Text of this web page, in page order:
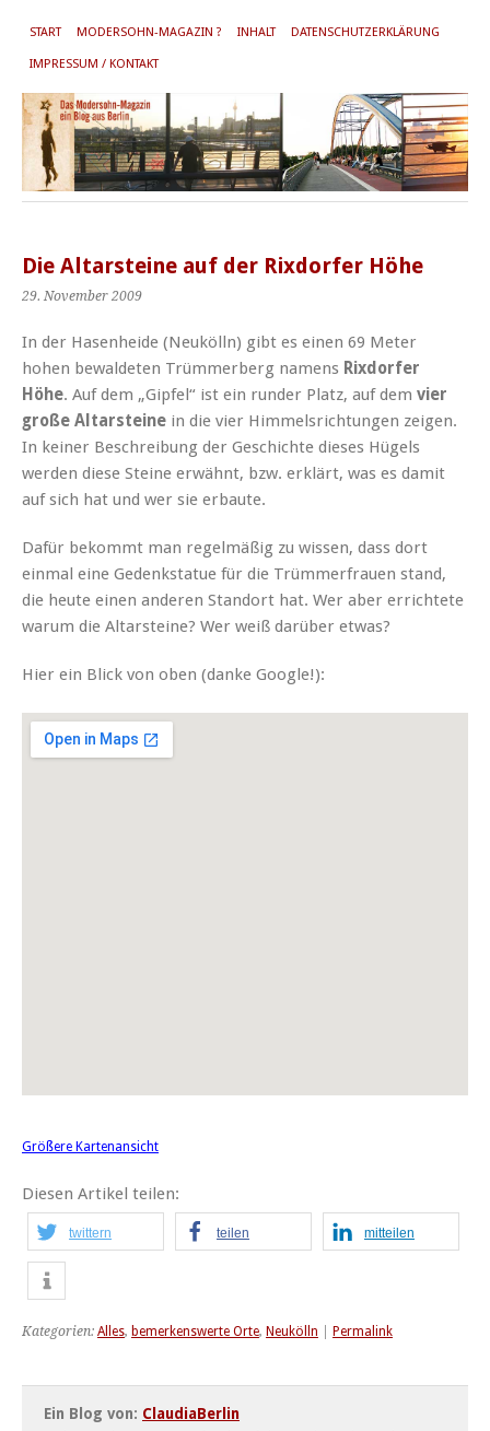
START MODERSOHN-MAGAZIN ? INHALT DATENSCHUTZERKLÄRUNG
IMPRESSUM / KONTAKT
Die Altarsteine auf der Rixdorfer Höhe
29. November 2009
In der Hasenheide (Neukölln) gibt es einen 69 Meter
hohen bewaldeten Trümmerberg namens Rixdorfer
Höhe. Auf dem „Gipfel“ ist ein runder Platz, auf dem vier
große Altarsteine in die vier Himmelsrichtungen zeigen.
In keiner Beschreibung der Geschichte dieses Hügels
werden diese Steine erwähnt, bzw. erklärt, was es damit
auf sich hat und wer sie erbaute.
Dafür bekommt man regelmäßig zu wissen, dass dort
einmal eine Gedenkstatue für die Trümmerfrauen stand,
die heute einen anderen Standort hat. Wer aber errichtete
warum die Altarsteine? Wer weiß darüber etwas?
Hier ein Blick von oben (danke Google!):
Größere Kartenansicht
Diesen Artikel teilen:
twittern teilen mitteilen
Kategorien: Alles, bemerkenswerte Orte, Neukölln Permalink
Ein Blog von: ClaudiaBerlin